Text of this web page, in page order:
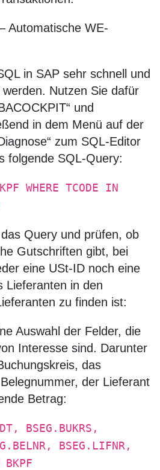
Automatische WE-
in SAP sehr schnell und
Nutzen Sie dafür
und
in dem Menü auf der
zum SQL-Editor
folgende SQL-Query:
WHERE TCODE IN
Query und prüfen, ob
Gutschriften gibt, bei
eine USt-ID noch eine
Lieferanten in den
zu finden ist:
Auswahl der Felder, die
Interesse sind. Darunter
das
der Lieferant
Betrag:
BSEG.BUKRS,
BSEG.LIFNR,
BKPF